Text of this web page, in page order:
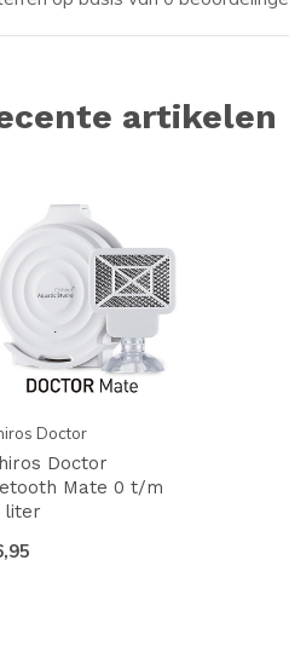
artikelen
Doctor
Doctor
Mate 0 t/m
liter